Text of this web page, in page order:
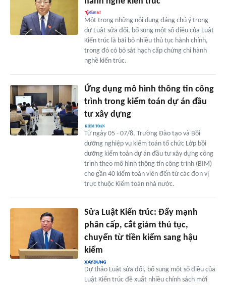
Một trong những nội dung đáng chú ý trong
dự Luật sửa đổi, bổ sung một số điều của Luật
Kiến trúc là bãi bỏ nhiều thủ tục hành chính,
trong đó có bỏ sát hạch cấp chứng chỉ hành
nghề kiến trúc.
Ứng dụng mô hình thông tin công
trình trong kiểm toán dự án đầu
tư xây dựng
Từ ngày 05 - 07/8, Trường Đào tạo và Bồi
dưỡng nghiệp vụ kiểm toán tổ chức Lớp bồi
dưỡng kiểm toán dự án đầu tư xây dựng công
trình theo mô hình thông tin công trình (BIM)
cho gần 40 kiểm toán viên đến từ các đơn vị
trực thuộc Kiểm toán nhà nước.
Sửa Luật Kiến trúc: Đẩy mạnh
phân cấp, cắt giảm thủ tục,
chuyển từ tiền kiểm sang hậu
kiểm
Dự thảo Luật sửa đổi, bổ sung một số điều của
Luật Kiến trúc đề xuất nhiều chính sách mới